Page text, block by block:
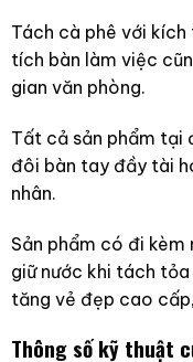
Tách cà phê với kích
tích bàn làm việc
gian văn phòng.
Tất cả sản phẩm tại
đôi bàn tay đầy tài
nhân.
Sản phẩm có đi
giữ nước khi tách
tăng vẻ đẹp cao
Thông số kỹ thuật